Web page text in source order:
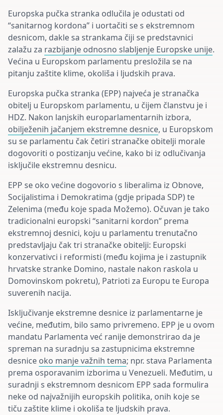
Europska pučka stranka odlučila je odustati od
“sanitarnog kordona” i uortačiti se s ekstremnom
desnicom, dakle sa strankama čiji se predstavnici
zalažu za razbijanje odnosno slabljenje Europske unije.
Većina u Europskom parlamentu presložila se na
pitanju zaštite klime, okoliša i ljudskih prava.
Europska pučka stranka (EPP) najveća je stranačka
obitelj u Europskom parlamentu, u čijem članstvu je i
HDZ. Nakon lanjskih europarlamentarnih izbora,
obilježenih jačanjem ekstremne desnice, u Europskom
su se parlamentu čak četiri stranačke obitelji morale
dogovoriti o postizanju većine, kako bi iz odlučivanja
isključile ekstremnu desnicu.
EPP se oko većine dogovorio s liberalima iz Obnove,
Socijalistima i Demokratima (gdje pripada SDP) te
Zelenima (među koje spada Možemo). Očuvan je tako
tradicionalni europski “sanitarni kordon” prema
ekstremnoj desnici, koju u parlamentu trenutačno
predstavljaju čak tri stranačke obitelji: Europski
konzervativci i reformisti (među kojima je i zastupnik
hrvatske stranke Domino, nastale nakon raskola u
Domovinskom pokretu), Patrioti za Europu te Europa
suverenih nacija.
Isključivanje ekstremne desnice iz parlamentarne je
većine, međutim, bilo samo privremeno. EPP je u ovom
mandatu Parlamenta već ranije demonstrirao da je
spreman na suradnju sa zastupnicima ekstremne
desnice oko manje važnih tema; npr. stava Parlamenta
prema osporavanim izborima u Venezueli. Međutim, u
suradnji s ekstremnom desnicom EPP sada formulira
neke od najvažnijih europskih politika, onih koje se
tiču zaštite klime i okoliša te ljudskih prava.